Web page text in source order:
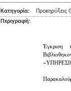
Κατηγορία:
Προκηρύξεις
Περιγραφή:
Έγκριση